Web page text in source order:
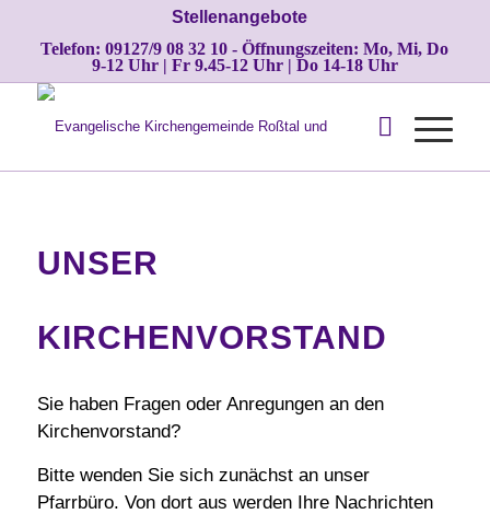
Stellenangebote
Telefon: 09127/9 08 32 10 - Öffnungszeiten: Mo, Mi, Do
9-12 Uhr | Fr 9.45-12 Uhr | Do 14-18 Uhr
UNSER
KIRCHENVORSTAND
Sie haben Fragen oder Anregungen an den
Kirchenvorstand?
Bitte wenden Sie sich zunächst an unser
Pfarrbüro. Von dort aus werden Ihre Nachrichten